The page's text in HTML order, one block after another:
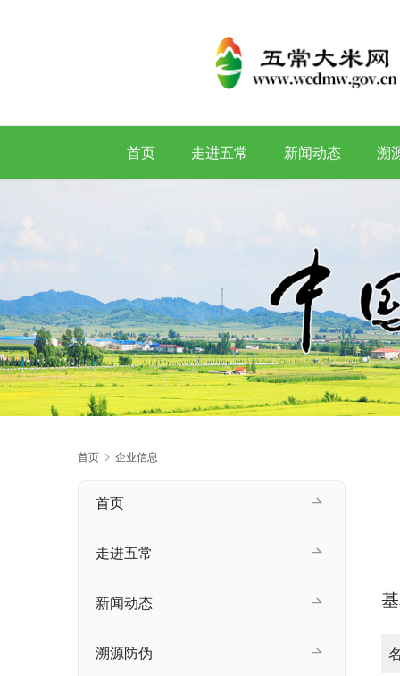
首页 走进五常 新闻动态 溯
首页 企业信息
首页
走进五常
新闻动态
溯源防伪